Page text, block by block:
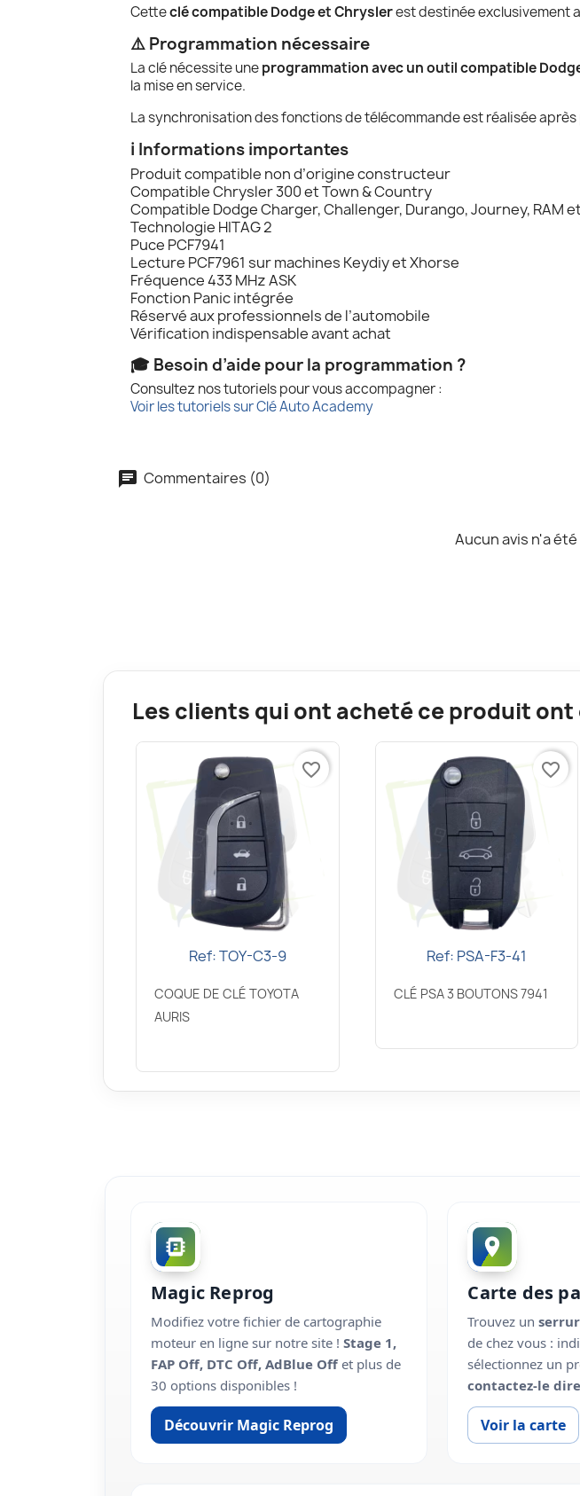
Cetteclé compatible Dodge et Chryslerest destinée exclusivement
⚠️ Programmation nécessaire
La clé nécessite uneprogrammation avec un outil compatible
la mise en service.
La synchronisation des fonctions de télécommande est réalisée
ℹ️ Informations importantes
Produit compatible non d’origine constructeur
Compatible Chrysler 300 et Town & Country
Compatible Dodge Charger, Challenger, Durango, Journey, RAM
Technologie HITAG 2
Puce PCF7941
Lecture PCF7961 sur machines Keydiy et Xhorse
Fréquence 433 MHz ASK
Fonction Panic intégrée
Réservé aux professionnels de l’automobile
Vérification indispensable avant achat
🎓 Besoin d’aide pour la programmation ?
Consultez nos tutoriels pour vous accompagner :
Voir les tutoriels sur Clé Auto Academy
Commentaires (0)
Aucun avis n'a
Les clients qui ont acheté ce produit
Aperçu rapide
Ref: TOY-C3-9
COQUE DE CLÉ TOYOTA
AURIS
favorite_border
Aperçu rapide
Ref: PSA-F3-41
CLÉ PSA 3 BOUTONS 7941
favorite_border
Magic Reprog
Modifiez votre fichier de cartographie
moteur en ligne sur notre site ! Stage 1,
FAP Off, DTC Off, AdBlue Off et plus de
30 options disponibles !
Découvrir Magic Reprog
Carte des
Trouvez un
de chez vous :
sélectionnez un
contactez-le
Voir la carte